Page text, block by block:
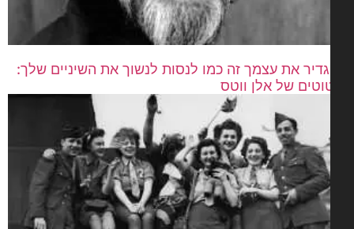
את עצמך זה כמו לנסות לנשוך את השיניים שלך:
של אלן ווטס